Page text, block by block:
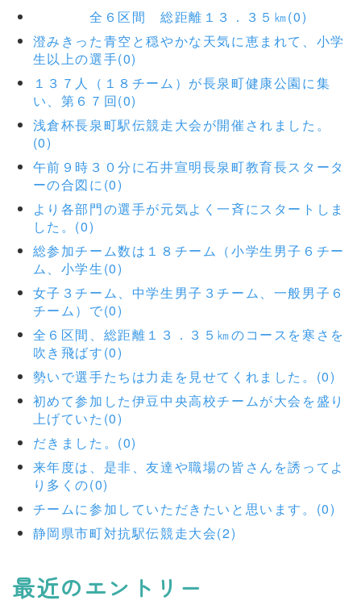
全６区間 総距離１３．３５㎞(0)
澄みきった青空と穏やかな天気に恵まれて、小学
生以上の選手(0)
１３７人（１８チーム）が長泉町健康公園に集
い、第６７回(0)
浅倉杯長泉町駅伝競走大会が開催されました。
(0)
午前９時３０分に石井宣明長泉町教育長スタータ
ーの合図に(0)
より各部門の選手が元気よく一斉にスタートしま
した。(0)
総参加チーム数は１８チーム（小学生男子６チー
ム、小学生(0)
女子３チーム、中学生男子３チーム、一般男子６
チーム）で(0)
全６区間、総距離１３．３５㎞のコースを寒さを
吹き飛ばす(0)
勢いで選手たちは力走を見せてくれました。(0)
初めて参加した伊豆中央高校チームが大会を盛り
上げていた(0)
だきました。(0)
来年度は、是非、友達や職場の皆さんを誘ってよ
り多くの(0)
チームに参加していただきたいと思います。(0)
静岡県市町対抗駅伝競走大会(2)
最近のエントリー